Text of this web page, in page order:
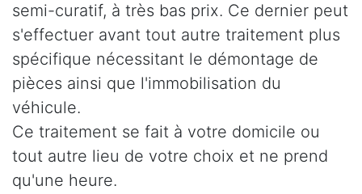
semi-curatif, à très bas prix. Ce dernier peut
s'effectuer avant tout autre traitement plus
spécifique nécessitant le démontage de
pièces ainsi que l'immobilisation du
véhicule.
Ce traitement se fait à votre domicile ou
tout autre lieu de votre choix et ne prend
qu'une heure.